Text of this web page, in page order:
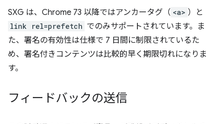
SXG は、Chrome 73 以降ではアンカータグ（ <a> ）と
link rel=prefetch でのみサポートされています。ま
た、署名の有効性は仕様で 7 日間に制限されているた
め、署名付きコンテンツは比較的早く期限切れになりま
す。
フィードバックの送信